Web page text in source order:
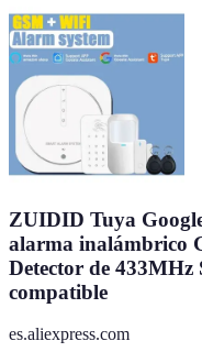
ZUIDID Tuya
alarma inalámbrico
Detector de 433MHz
compatible
es.aliexpress.com